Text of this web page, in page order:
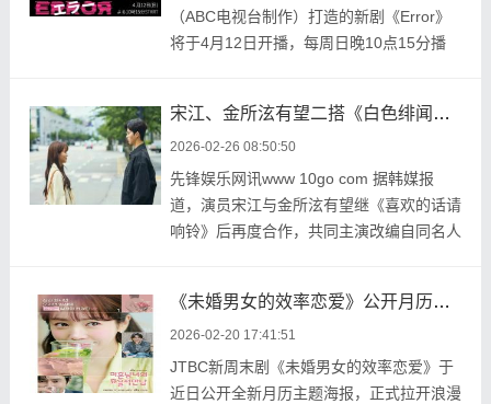
（ABC电视台制作）打造的新剧《Error》
将于4月12日开播，每周日晚10点15分播
宋江、金所泫有望二搭《白色绯闻》 上演契约恋爱悬疑罗曼史
2026-02-26 08:50:50
先锋娱乐网讯www 10go com 据韩媒报
道，演员宋江与金所泫有望继《喜欢的话请
响铃》后再度合作，共同主演改编自同名人
《未婚男女的效率恋爱》公开月历海报，韩志旼、朴成焄、李基泽共谱心动恋曲
2026-02-20 17:41:51
JTBC新周末剧《未婚男女的效率恋爱》于
近日公开全新月历主题海报，正式拉开浪漫